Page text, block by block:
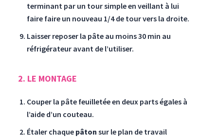
terminant par un tour simple en veillant à lui
faire faire un nouveau 1/4 de tour vers la droite.
Laisser reposer la pâte au moins 30 min au
réfrigérateur avant de l’utiliser.
2. LE MONTAGE
Couper la pâte feuilletée en deux parts égales à
l’aide d’un couteau.
Étaler chaque pâton sur le plan de travail